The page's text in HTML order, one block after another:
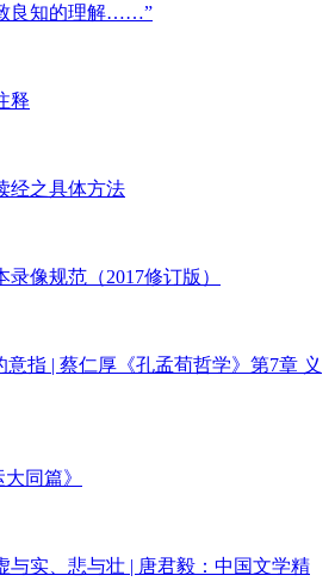
良知的理解……”
释
经之具体方法
像规范（2017修订版）
意指 | 蔡仁厚《孔孟荀哲学》第7章 义
同篇》
与实、悲与壮 | 唐君毅：中国文学精